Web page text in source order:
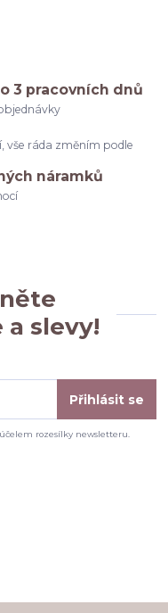
3 pracovních dnů
vše ráda změním podle
náramků
a slevy!
Přihlásit se
rozesílky newsletteru.